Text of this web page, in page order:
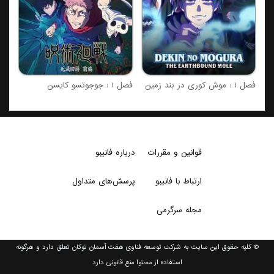
فصل 1 : موش کوری در بند زمین فصل 1 : جوجوتسو کایسن
قوانین و مقررات درباره فانیبو
ارتباط با فانیبو پرسش‌های متداول
مجله سرگرمی
© کلیه حقوق این سایت به شرکت توسعه فناوی هفت آسمان توکان تعلق دارد و هرگونه
استفاده از محتوا منع قانونی دارد